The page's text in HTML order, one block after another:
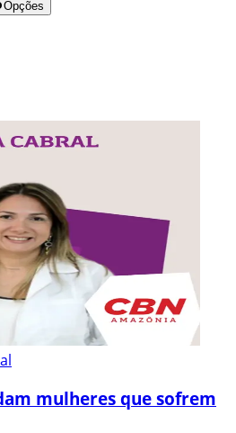
Opções
mulheres que sofrem